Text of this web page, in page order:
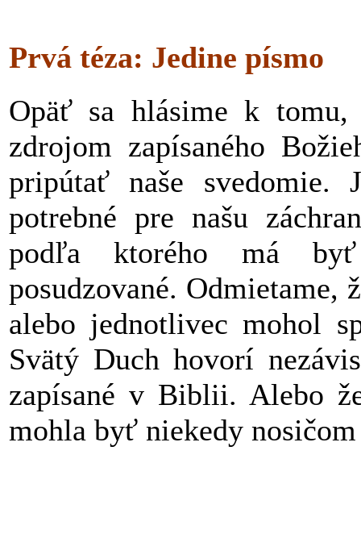
Prvá téza: Jedine písmo
Opäť sa hlásime k
zdrojom zapísaného
pripútať naše
potrebné pre našu
podľa ktorého má byť
posudzované. Odmietame,
alebo jednotlivec mohol
Svätý Duch hovorí
zapísané v Biblii. Alebo
mohla byť niekedy